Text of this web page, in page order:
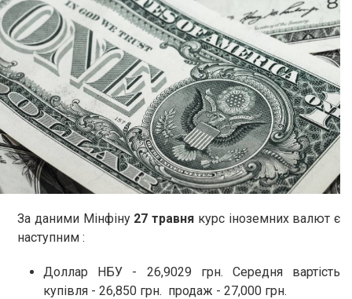
За даними Мінфіну 27 травня курс іноземних валют є
наступним :
Доллар НБУ - 26,9029 грн. Середня вартість
купівля - 26,850 грн. продаж - 27,000 грн.